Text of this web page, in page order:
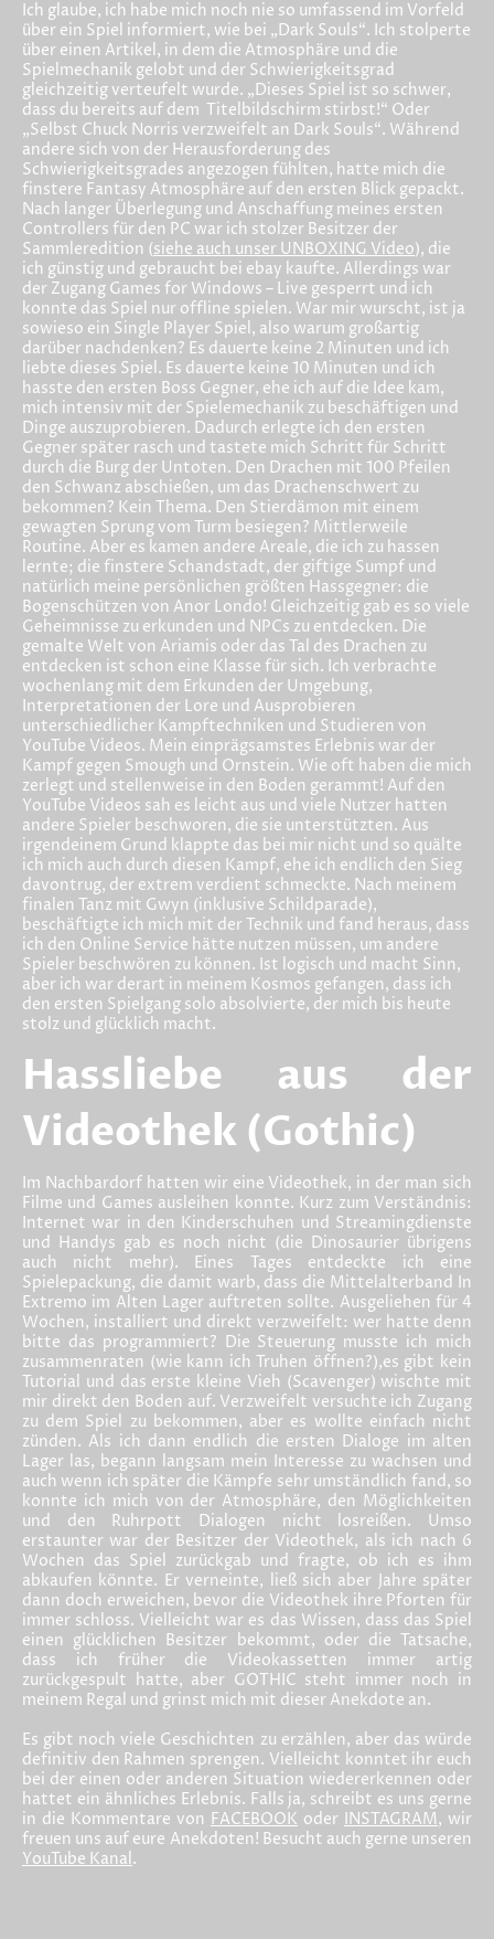
Ich glaube, ich habe mich noch nie so umfassend im Vorfeld
über ein Spiel informiert, wie bei „Dark Souls“. Ich stolperte
über einen Artikel, in dem die Atmosphäre und die
Spielmechanik gelobt und der Schwierigkeitsgrad
gleichzeitig verteufelt wurde. „Dieses Spiel ist so schwer,
dass du bereits auf dem Titelbildschirm stirbst!“ Oder
„Selbst Chuck Norris verzweifelt an Dark Souls“. Während
andere sich von der Herausforderung des
Schwierigkeitsgrades angezogen fühlten, hatte mich die
finstere Fantasy Atmosphäre auf den ersten Blick gepackt.
Nach langer Überlegung und Anschaffung meines ersten
Controllers für den PC war ich stolzer Besitzer der
Sammleredition (siehe auch unser UNBOXING Video), die
ich günstig und gebraucht bei ebay kaufte. Allerdings war
der Zugang Games for Windows – Live gesperrt und ich
konnte das Spiel nur offline spielen. War mir wurscht, ist ja
sowieso ein Single Player Spiel, also warum großartig
darüber nachdenken? Es dauerte keine 2 Minuten und ich
liebte dieses Spiel. Es dauerte keine 10 Minuten und ich
hasste den ersten Boss Gegner, ehe ich auf die Idee kam,
mich intensiv mit der Spielemechanik zu beschäftigen und
Dinge auszuprobieren. Dadurch erlegte ich den ersten
Gegner später rasch und tastete mich Schritt für Schritt
durch die Burg der Untoten. Den Drachen mit 100 Pfeilen
den Schwanz abschießen, um das Drachenschwert zu
bekommen? Kein Thema. Den Stierdämon mit einem
gewagten Sprung vom Turm besiegen? Mittlerweile
Routine. Aber es kamen andere Areale, die ich zu hassen
lernte; die finstere Schandstadt, der giftige Sumpf und
natürlich meine persönlichen größten Hassgegner: die
Bogenschützen von Anor Londo! Gleichzeitig gab es so viele
Geheimnisse zu erkunden und NPCs zu entdecken. Die
gemalte Welt von Ariamis oder das Tal des Drachen zu
entdecken ist schon eine Klasse für sich. Ich verbrachte
wochenlang mit dem Erkunden der Umgebung,
Interpretationen der Lore und Ausprobieren
unterschiedlicher Kampftechniken und Studieren von
YouTube Videos. Mein einprägsamstes Erlebnis war der
Kampf gegen Smough und Ornstein. Wie oft haben die mich
zerlegt und stellenweise in den Boden gerammt! Auf den
YouTube Videos sah es leicht aus und viele Nutzer hatten
andere Spieler beschworen, die sie unterstützten. Aus
irgendeinem Grund klappte das bei mir nicht und so quälte
ich mich auch durch diesen Kampf, ehe ich endlich den Sieg
davontrug, der extrem verdient schmeckte. Nach meinem
finalen Tanz mit Gwyn (inklusive Schildparade),
beschäftigte ich mich mit der Technik und fand heraus, dass
ich den Online Service hätte nutzen müssen, um andere
Spieler beschwören zu können. Ist logisch und macht Sinn,
aber ich war derart in meinem Kosmos gefangen, dass ich
den ersten Spielgang solo absolvierte, der mich bis heute
stolz und glücklich macht.
Hassliebe aus der
Videothek (Gothic)
Im Nachbardorf hatten wir eine Videothek, in der man sich
Filme und Games ausleihen konnte. Kurz zum Verständnis:
Internet war in den Kinderschuhen und Streamingdienste
und Handys gab es noch nicht (die Dinosaurier übrigens
auch nicht mehr). Eines Tages entdeckte ich eine
Spielepackung, die damit warb, dass die Mittelalterband In
Extremo im Alten Lager auftreten sollte. Ausgeliehen für 4
Wochen, installiert und direkt verzweifelt: wer hatte denn
bitte das programmiert? Die Steuerung musste ich mich
zusammenraten (wie kann ich Truhen öffnen?),es gibt kein
Tutorial und das erste kleine Vieh (Scavenger) wischte mit
mir direkt den Boden auf. Verzweifelt versuchte ich Zugang
zu dem Spiel zu bekommen, aber es wollte einfach nicht
zünden. Als ich dann endlich die ersten Dialoge im alten
Lager las, begann langsam mein Interesse zu wachsen und
auch wenn ich später die Kämpfe sehr umständlich fand, so
konnte ich mich von der Atmosphäre, den Möglichkeiten
und den Ruhrpott Dialogen nicht losreißen. Umso
erstaunter war der Besitzer der Videothek, als ich nach 6
Wochen das Spiel zurückgab und fragte, ob ich es ihm
abkaufen könnte. Er verneinte, ließ sich aber Jahre später
dann doch erweichen, bevor die Videothek ihre Pforten für
immer schloss. Vielleicht war es das Wissen, dass das Spiel
einen glücklichen Besitzer bekommt, oder die Tatsache,
dass ich früher die Videokassetten immer artig
zurückgespult hatte, aber GOTHIC steht immer noch in
meinem Regal und grinst mich mit dieser Anekdote an.
Es gibt noch viele Geschichten zu erzählen, aber das würde
definitiv den Rahmen sprengen. Vielleicht konntet ihr euch
bei der einen oder anderen Situation wiedererkennen oder
hattet ein ähnliches Erlebnis. Falls ja, schreibt es uns gerne
in die Kommentare von FACEBOOK oder INSTAGRAM, wir
freuen uns auf eure Anekdoten! Besucht auch gerne unseren
YouTube Kanal.